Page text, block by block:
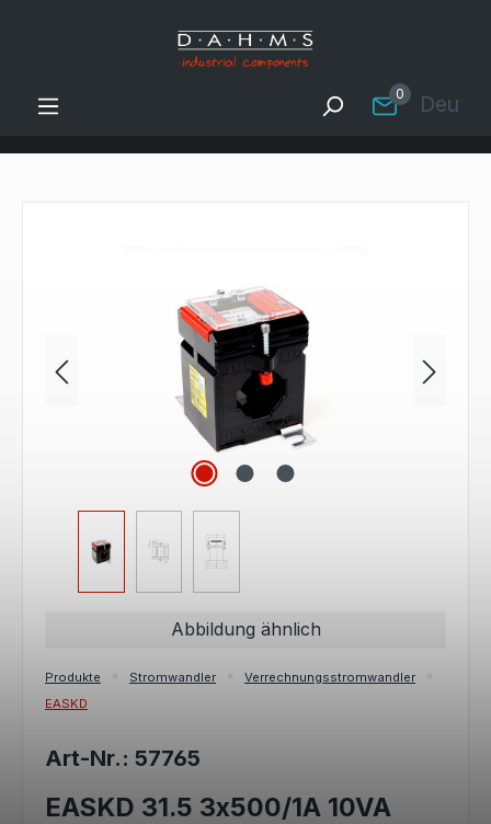
Zum Hauptinhalt springen
0
Abbildung ähnlich
Produkte Stromwandler
Verrechnungsstromwandler
EASKD
Art-Nr.: 57765
EASKD 31.5 3x500/1A 10VA